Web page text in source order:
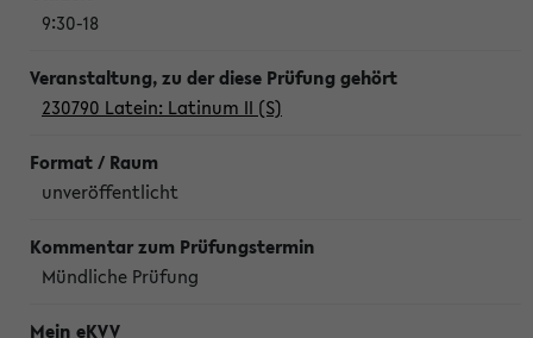
9:30-18
230790 Latein: Latinum II (S)
unveröffentlicht
Mündliche Prüfung